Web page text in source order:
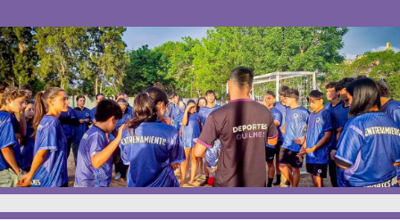
Deportes
Ambiente
Desarrollo Social
Mujeres y Diversidades
Derechos Humanos